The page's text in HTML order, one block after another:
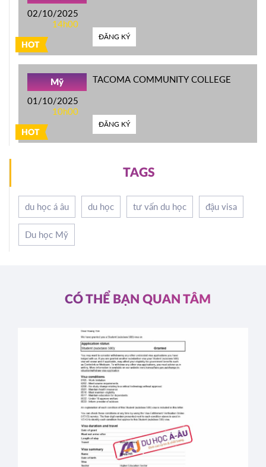
HOT
02/10/2025
14h00
ĐĂNG KÝ
HOT
Mỹ
01/10/2025
10h00
TACOMA COMMUNITY COLLEGE
ĐĂNG KÝ
TAGS
du học á âu du học tư vấn du học đậu visa
Du học Mỹ
CÓ THỂ BẠN QUAN TÂM